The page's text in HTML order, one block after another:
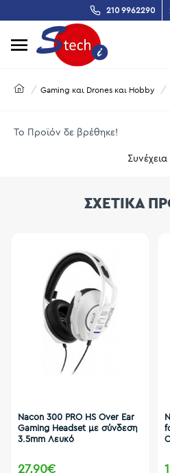
210 9962290
Gaming και Drones και Hobby
Το Προϊόν δε βρέθηκε!
Συνέχεια
ΣΧΕΤΙΚΑ
Nacon 300 PRO HS Over Ear
Gaming Headset με σύνδεση
3.5mm Λευκό
27,90€